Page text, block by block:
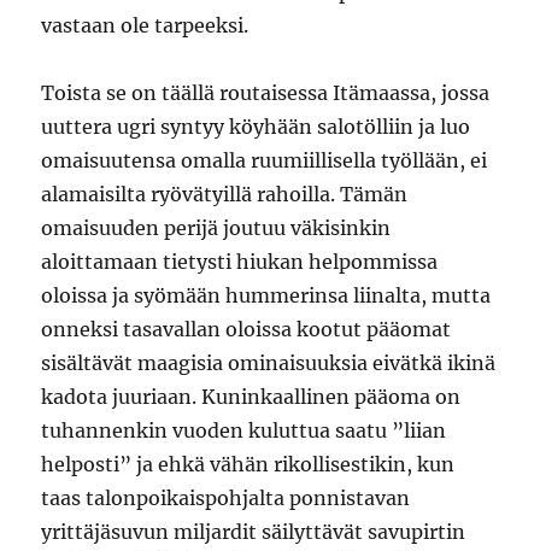
vastaan ole tarpeeksi.
Toista se on täällä routaisessa Itämaassa, jossa
uuttera ugri syntyy köyhään salotölliin ja luo
omaisuutensa omalla ruumiillisella työllään, ei
alamaisilta ryövätyillä rahoilla. Tämän
omaisuuden perijä joutuu väkisinkin
aloittamaan tietysti hiukan helpommissa
oloissa ja syömään hummerinsa liinalta, mutta
onneksi tasavallan oloissa kootut pääomat
sisältävät maagisia ominaisuuksia eivätkä ikinä
kadota juuriaan. Kuninkaallinen pääoma on
tuhannenkin vuoden kuluttua saatu ”liian
helposti” ja ehkä vähän rikollisestikin, kun
taas talonpoikaispohjalta ponnistavan
yrittäjäsuvun miljardit säilyttävät savupirtin